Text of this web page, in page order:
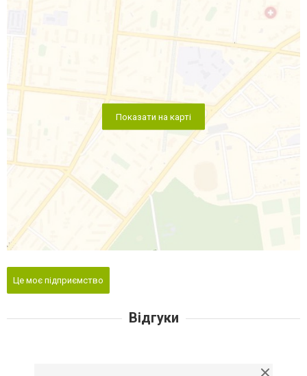
Показати на карті
Це моє підприємство
Відгуки